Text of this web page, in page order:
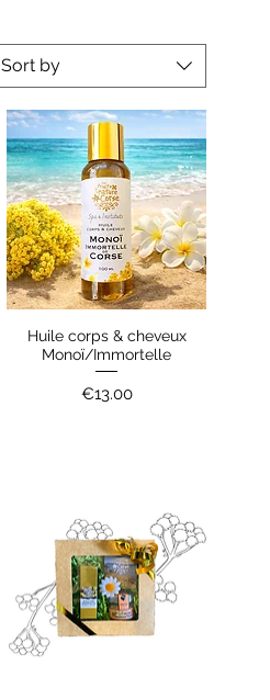
Sort by
Quick View
Huile corps & cheveux
Monoï/Immortelle
Price
€13.00